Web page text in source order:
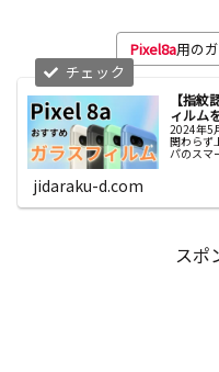
Pixel8a用の
【指
ィルム
2024年5
関わらず
パのスマ
jidaraku-d.com
スポ